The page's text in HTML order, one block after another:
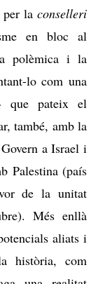
per la conselleri
en bloc al
polèmica i la
lo com una
que pateix el
també, amb la
a Israel i
Palestina(país
de la unitat
). Més enllà
aliats i
història, com